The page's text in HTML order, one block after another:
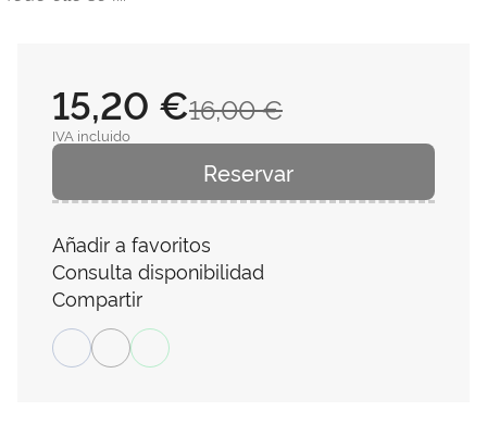
16,00 €
15,20 €
IVA incluido
Reservar
Añadir a favoritos
Consulta disponibilidad
Compartir